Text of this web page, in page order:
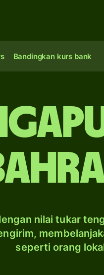
Bandingkan kurs bank
nilai tukar
seperti orang